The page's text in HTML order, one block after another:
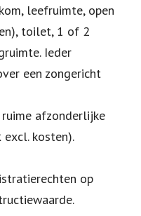
leefruimte, open
toilet, 1 of 2
Ieder
een zongericht
afzonderlijke
excl. kosten).
op